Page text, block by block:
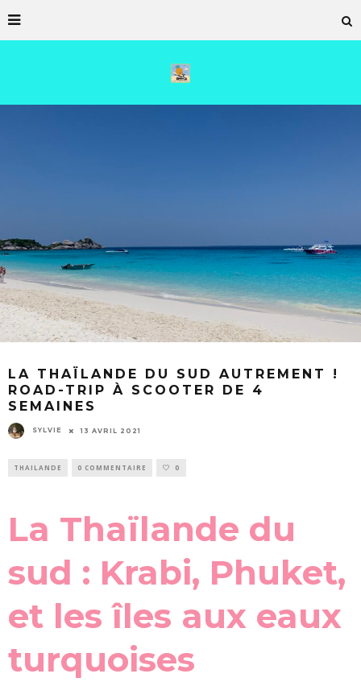
LA THAÏLANDE DU SUD AUTREMENT !
ROAD-TRIP À SCOOTER DE 4
SEMAINES
SYLVIE 13 AVRIL 2021
THAILANDE 0 COMMENTAIRE 0
La Thaïlande du
sud : Krabi, Phuket,
et les îles aux eaux
turquoises